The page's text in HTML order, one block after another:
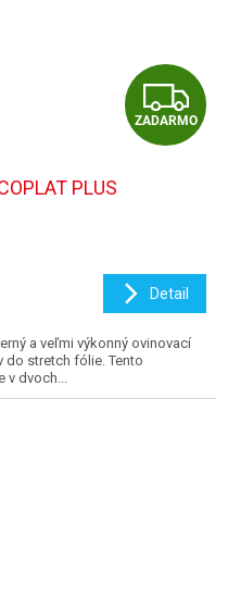
Z
A
R
M
ZADARMO
PLUS
Detail
a veľmi výkonný ovinovací
do stretch fólie. Tento
dvoch...